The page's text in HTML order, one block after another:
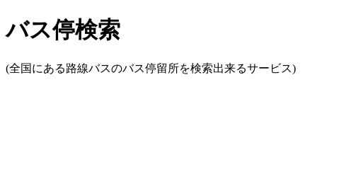
バス停検索
(全国にある路線バスのバス停留所を検索出来るサービス)